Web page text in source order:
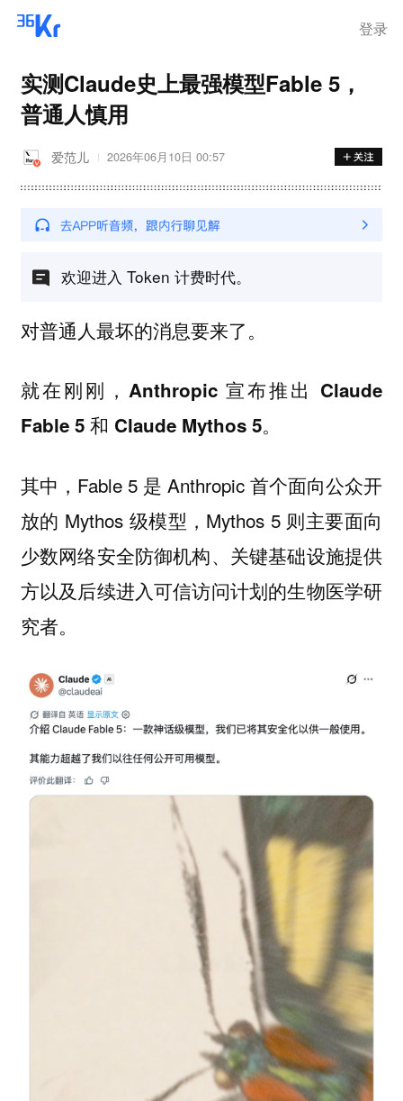
登录
实测Claude史上最强模型Fable 5，
普通人慎用
爱范儿 2026年06月10日 00:57
欢迎进入 Token 计费时代。
对普通人最坏的消息要来了。
就在刚刚，Anthropic 宣布推出 Claude
Fable 5 和 Claude Mythos 5。
其中，Fable 5 是 Anthropic 首个面向公众开
放的 Mythos 级模型，Mythos 5 则主要面向
少数网络安全防御机构、关键基础设施提供
方以及后续进入可信访问计划的生物医学研
究者。